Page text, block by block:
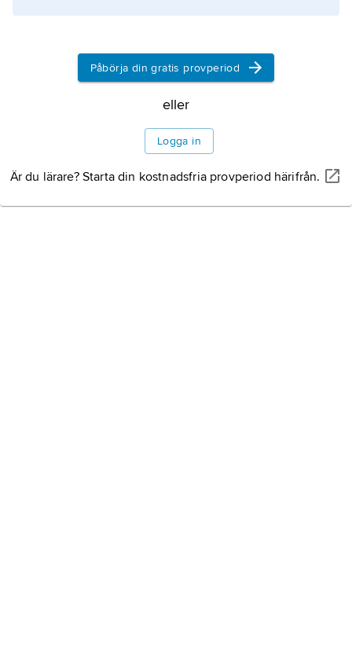
Påbörja din gratis provperiod
eller
Logga in
Är du lärare? Starta din kostnadsfria provperiod härifrån.